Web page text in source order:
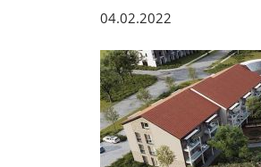
04.02.2022